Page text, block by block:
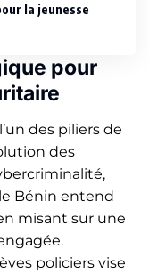
la jeunesse
pour
des piliers de
des
Bénin entend
misant sur une
policiers vise